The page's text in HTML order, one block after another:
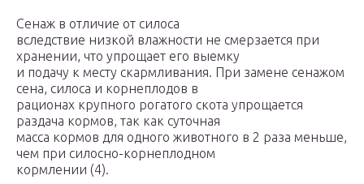
Сенаж в отличие от силоса
вследствие низкой влажности не смерзается при
хранении, что упрощает его выемку
и подачу к месту скармливания. При замене сенажом
сена, силоса и корнеплодов в
рационах крупного рогатого скота упрощается
раздача кормов, так как суточная
масса кормов для одного животного в 2 раза меньше,
чем при силосно-корнеплодном
кормлении (4).